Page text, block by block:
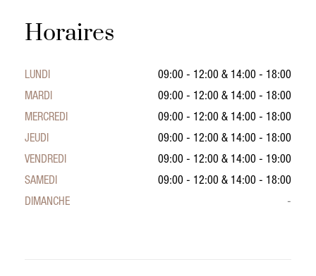
Horaires
LUNDI 09:00 - 12:00 & 14:00 - 18:00
MARDI
09:00 - 12:00 & 14:00 - 18:00
MERCREDI
09:00 - 12:00 & 14:00 - 18:00
JEUDI
09:00 - 12:00 & 14:00 - 18:00
VENDREDI
09:00 - 12:00 & 14:00 - 19:00
SAMEDI
09:00 - 12:00 & 14:00 - 18:00
DIMANCHE
-